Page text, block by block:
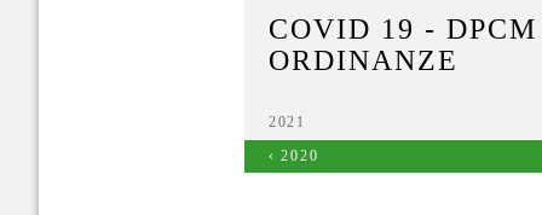
COVID 19 -
ORDINANZE
2021
‹ 2020